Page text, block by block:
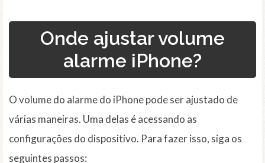
Onde ajustar volume
alarme iPhone?
O volume do alarme do iPhone pode ser ajustado de
várias maneiras. Uma delas é acessando as
configurações do dispositivo. Para fazer isso, siga os
seguintes passos: